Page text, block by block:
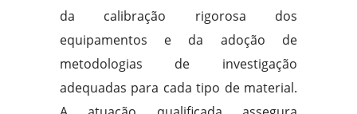
da calibração rigorosa dos
equipamentos e da adoção de
metodologias de investigação
adequadas para cada tipo de material.